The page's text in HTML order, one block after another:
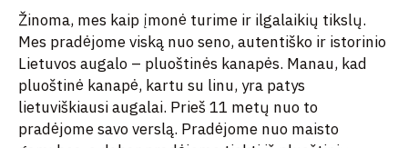
Žinoma, mes kaip įmonė turime ir ilgalaikių tikslų.
Mes pradėjome viską nuo seno, autentiško ir istorinio
Lietuvos augalo – pluoštinės kanapės. Manau, kad
pluoštinė kanapė, kartu su linu, yra patys
lietuviškiausi augalai. Prieš 11 metų nuo to
pradėjome savo verslą. Pradėjome nuo maisto